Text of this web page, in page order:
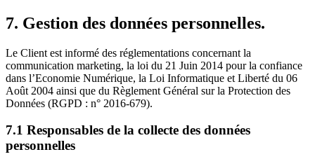
7. Gestion des données personnelles.
Le Client est informé des réglementations concernant la
communication marketing, la loi du 21 Juin 2014 pour la confiance
dans l’Economie Numérique, la Loi Informatique et Liberté du 06
Août 2004 ainsi que du Règlement Général sur la Protection des
Données (RGPD : n° 2016-679).
7.1 Responsables de la collecte des données
personnelles